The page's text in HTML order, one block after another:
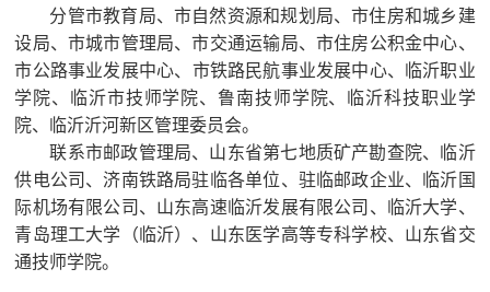
分管市教育局、市自然资源和规划局、市住房和城乡建
设局、市城市管理局、市交通运输局、市住房公积金中心、
市公路事业发展中心、 市铁路民航事业发展中心、 临沂职业
学院、临沂市技师学院、鲁南技师学院、临沂科技职业学
院、临沂沂河新区管理委员会。
联系市邮政管理局、山东省第七地质矿产勘查院、临沂
供电公司、济南铁路局驻临各单位、驻临邮政企业、临沂国
际机场有限公司、山东高速临沂发展有限公司、临沂大学、
青岛理工大学（临沂）、山东医学高等专科学校、山东省交
通技师学院。